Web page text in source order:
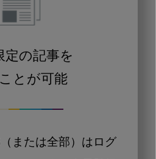
定の記事を
とが可能
または全部）はログ